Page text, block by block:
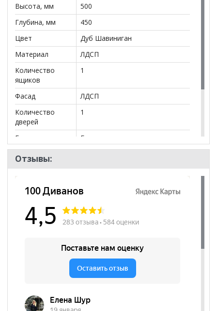
Высота, мм
500
Глубина, мм
450
Цвет
Дуб Шавиниган
Материал
ЛДСП
Количество
ящиков
1
Фасад
ЛДСП
Количество
дверей
1
Бренд
Глазов
Стиль
Комната
Гостиная
Пол
Отзывы: